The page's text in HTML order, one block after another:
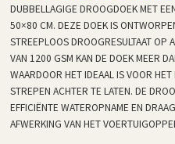
DUBBELLAGIGE DROOGDOEK MET
50×80 CM. DEZE DOEK IS
STREEPLOOS DROOGRESULTAAT OP
VAN 1200 GSM KAN DE DOEK MEER
WAARDOOR HET IDEAAL IS VOOR
STREPEN ACHTER TE LATEN. DE
EFFICIËNTE WATEROPNAME EN
AFWERKING VAN HET